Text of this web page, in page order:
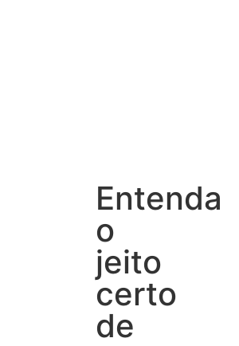
Entenda
o
jeito
certo
de